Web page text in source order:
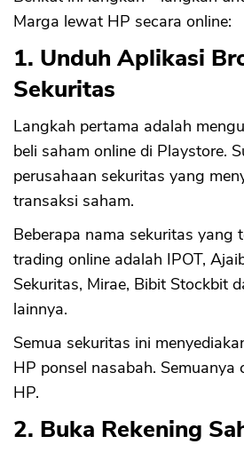
Marga lewat HP secara online:
1. Unduh Aplikasi
Sekuritas
Langkah pertama adalah
beli saham online di Playstore.
perusahaan sekuritas yang
transaksi saham.
Beberapa nama sekuritas yang
trading online adalah IPOT,
Sekuritas, Mirae, Bibit Stockbit
lainnya.
Semua sekuritas ini
HP ponsel nasabah. Semuanya
HP.
2. Buka Rekening